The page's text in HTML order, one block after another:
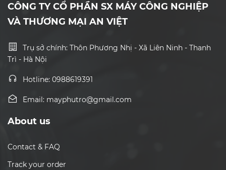
CÔNG TY CỔ PHẦN SX MÁY CÔNG NGHIỆP
VÀ THƯƠNG MẠI AN VIỆT
Trụ sở chính: Thôn Phương Nhị - Xã Liên Ninh - Thanh
Trì - Hà Nội
Hotline: 0988619391
Email: mayphutro@gmail.com
About us
Contact & FAQ
Track your order